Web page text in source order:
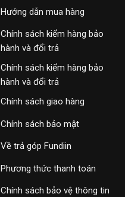
Hướng dẫn mua hàng
Chính sách kiểm hàng bảo
hành và đổi trả
Chính sách kiểm hàng bảo
hành và đổi trả
Chính sách giao hàng
Chính sách bảo mật
Về trả góp Fundiin
Phương thức thanh toán
Chính sách bảo vệ thông tin